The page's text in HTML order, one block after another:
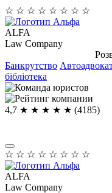
☆ ☆ ☆ ☆ ☆ ☆ ☆ ☆
ALFA
Law Company
Банкрутство
бібліотека
4,7 ★ ★ ★ ★ ★ (4185)
☆ ☆ ☆ ☆ ☆ ☆ ☆ ☆
ALFA
Law Company